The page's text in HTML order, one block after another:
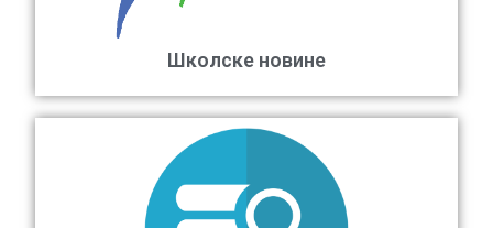
Школске новине